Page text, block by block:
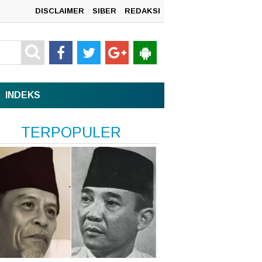
REDAKSI
SIBER
DISCLAIMER
INDEKS
TERPOPULER